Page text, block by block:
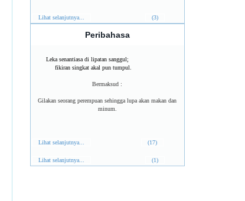
Lihat selanjutnya... (3)
Peribahasa
Leka senantiasa di lipatan sanggul;
fikiran singkat akal pun tumpul.
Bermaksud :
Gilakan seorang perempuan sehingga lupa akan makan dan
minum.
Lihat selanjutnya... (17)
Lihat selanjutnya... (1)